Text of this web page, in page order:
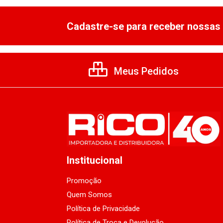
Cadastre-se para receber
Meus Pedidos
Institucional
Promoção
Quem Somos
Política de Privacidade